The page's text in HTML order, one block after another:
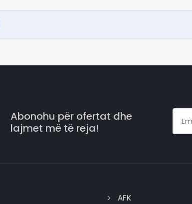
Abonohu për ofertat dhe
lajmet më të reja!
AFK